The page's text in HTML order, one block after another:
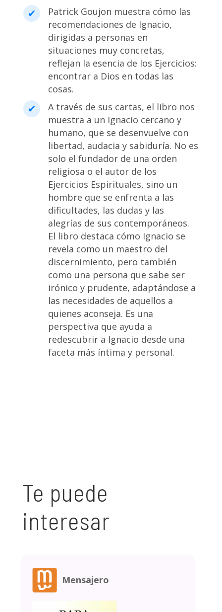
Patrick Goujon muestra cómo las
recomendaciones de Ignacio,
dirigidas a personas en
situaciones muy concretas,
reflejan la esencia de los Ejercicios:
encontrar a Dios en todas las
cosas.
A través de sus cartas, el libro nos
muestra a un Ignacio cercano y
humano, que se desenvuelve con
libertad, audacia y sabiduría. No es
solo el fundador de una orden
religiosa o el autor de los
Ejercicios Espirituales, sino un
hombre que se enfrenta a las
dificultades, las dudas y las
alegrías de sus contemporáneos.
El libro destaca cómo Ignacio se
revela como un maestro del
discernimiento, pero también
como una persona que sabe ser
irónico y prudente, adaptándose a
las necesidades de aquellos a
quienes aconseja. Es una
perspectiva que ayuda a
redescubrir a Ignacio desde una
faceta más íntima y personal.
Te puede
interesar
Mensajero